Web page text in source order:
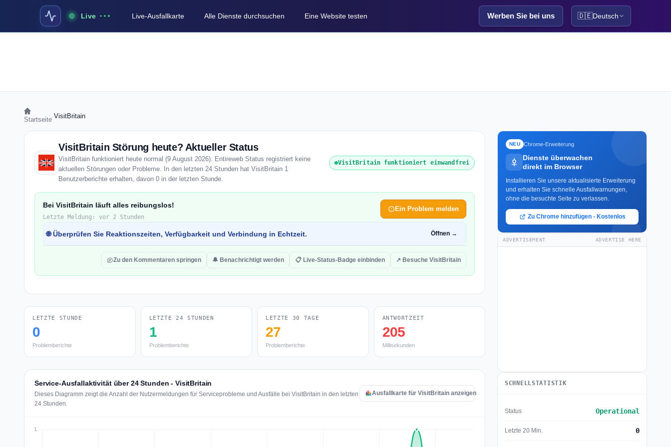
Live Live-Ausfallkarte Alle Dienste durchsuchen Eine Website testen Werben Sie bei uns 🇩🇪Deutsch
Startseite VisitBritain
VisitBritain Störung heute? Aktueller Status
VisitBritain funktioniert heute normal (9 August 2026). Entireweb Status registriert keine
aktuellen Störungen oder Probleme. In den letzten 24 Stunden hat VisitBritain 1
Benutzerberichte erhalten, davon 0 in der letzten Stunde.
VisitBritain funktioniert einwandfrei
Bei VisitBritain läuft alles reibungslos!
Letzte Meldung: vor 2 Stunden
Ein Problem melden
🌐 Überprüfen Sie Reaktionszeiten, Verfügbarkeit und Verbindung in Echtzeit. Öffnen →
Zu den Kommentaren springen 🔔 Benachrichtigt werden 📋 Live-Status-Badge einbinden ↗ Besuche VisitBritain
LETZTE STUNDE
0
Problemberichte
LETZTE 24 STUNDEN
1
Problemberichte
LETZTE 30 TAGE
27
Problemberichte
ANTWORTZEIT
205
Millisekunden
Service-Ausfallaktivität über 24 Stunden - VisitBritain
Dieses Diagramm zeigt die Anzahl der Nutzermeldungen für Serviceprobleme und Ausfälle bei VisitBritain in den letzten
24 Stunden.
Ausfallkarte für VisitBritain anzeigen
NEU Chrome-Erweiterung
Dienste überwachen
direkt im Browser
Installieren Sie unsere aktualisierte Erweiterung
und erhalten Sie schnelle Ausfallwarnungen,
ohne die besuchte Seite zu verlassen.
Zu Chrome hinzufügen - Kostenlos
ADVERTISEMENT ADVERTISE HERE
SCHNELLSTATISTIK
Status Operational
Letzte 20 Min. 0